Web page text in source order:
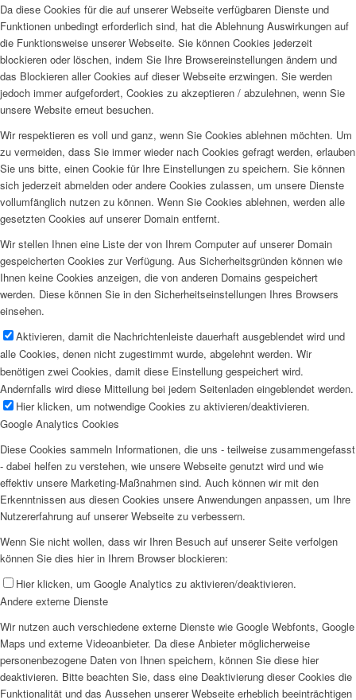
Da diese Cookies für die auf unserer Webseite verfügbaren Dienste und
Funktionen unbedingt erforderlich sind, hat die Ablehnung Auswirkungen auf
die Funktionsweise unserer Webseite. Sie können Cookies jederzeit
blockieren oder löschen, indem Sie Ihre Browsereinstellungen ändern und
das Blockieren aller Cookies auf dieser Webseite erzwingen. Sie werden
jedoch immer aufgefordert, Cookies zu akzeptieren / abzulehnen, wenn Sie
unsere Website erneut besuchen.
Wir respektieren es voll und ganz, wenn Sie Cookies ablehnen möchten. Um
zu vermeiden, dass Sie immer wieder nach Cookies gefragt werden, erlauben
Sie uns bitte, einen Cookie für Ihre Einstellungen zu speichern. Sie können
sich jederzeit abmelden oder andere Cookies zulassen, um unsere Dienste
vollumfänglich nutzen zu können. Wenn Sie Cookies ablehnen, werden alle
gesetzten Cookies auf unserer Domain entfernt.
Wir stellen Ihnen eine Liste der von Ihrem Computer auf unserer Domain
gespeicherten Cookies zur Verfügung. Aus Sicherheitsgründen können wie
Ihnen keine Cookies anzeigen, die von anderen Domains gespeichert
werden. Diese können Sie in den Sicherheitseinstellungen Ihres Browsers
einsehen.
Aktivieren, damit die Nachrichtenleiste dauerhaft ausgeblendet wird und
alle Cookies, denen nicht zugestimmt wurde, abgelehnt werden. Wir
benötigen zwei Cookies, damit diese Einstellung gespeichert wird.
Andernfalls wird diese Mitteilung bei jedem Seitenladen eingeblendet werden.
Hier klicken, um notwendige Cookies zu aktivieren/deaktivieren.
Google Analytics Cookies
Diese Cookies sammeln Informationen, die uns - teilweise zusammengefasst
- dabei helfen zu verstehen, wie unsere Webseite genutzt wird und wie
effektiv unsere Marketing-Maßnahmen sind. Auch können wir mit den
Erkenntnissen aus diesen Cookies unsere Anwendungen anpassen, um Ihre
Nutzererfahrung auf unserer Webseite zu verbessern.
Wenn Sie nicht wollen, dass wir Ihren Besuch auf unserer Seite verfolgen
können Sie dies hier in Ihrem Browser blockieren:
Hier klicken, um Google Analytics zu aktivieren/deaktivieren.
Andere externe Dienste
Wir nutzen auch verschiedene externe Dienste wie Google Webfonts, Google
Maps und externe Videoanbieter. Da diese Anbieter möglicherweise
personenbezogene Daten von Ihnen speichern, können Sie diese hier
deaktivieren. Bitte beachten Sie, dass eine Deaktivierung dieser Cookies die
Funktionalität und das Aussehen unserer Webseite erheblich beeinträchtigen